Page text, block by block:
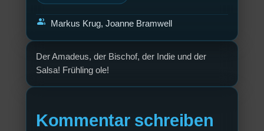
Der Amadeus, der Bischof, der Indie und der
Salsa! Frühling ole!
Kommentar schreiben
group Markus Krug, Joanne Bramwell